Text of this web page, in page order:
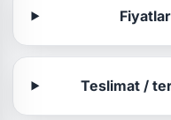
Teslimat /